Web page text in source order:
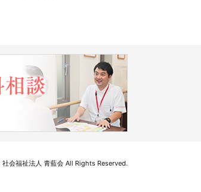
会福祉法人 青藍会 All Rights Reserved.